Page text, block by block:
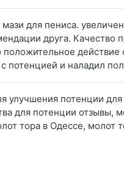
для пениса.
друга. Качество
положительное
потенцией и наладил
улучшения потенции
для потенции отзывы,
тора в Одессе, молот